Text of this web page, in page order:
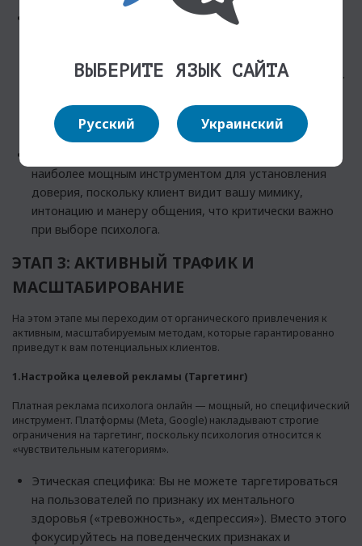
Социальные сети (Построение личного бренда):
личной связи. Показывайте свою профессиональную
жизнь, рассказывайте о ценностях и подходе к работе.
потенциальным клиентам сделать выбор в вашу
пользу.
наиболее мощным инструментом для установления
доверия, поскольку клиент видит вашу мимику,
интонацию и манеру общения, что критически важно
при выборе психолога.
ЭТАП 3: АКТИВНЫЙ ТРАФИК И
МАСШТАБИРОВАНИЕ
На этом этапе мы переходим от органического привлечения к
активным, масштабируемым методам, которые гарантированно
приведут к вам потенциальных клиентов.
1.Настройка целевой рекламы (Таргетинг)
Платная реклама психолога онлайн — мощный, но специфический
инструмент. Платформы (Meta, Google) накладывают строгие
ограничения на таргетинг, поскольку психология относится к
«чувствительным категориям».
Этическая специфика: Вы не можете таргетироваться
на пользователей по признаку их ментального
здоровья («тревожность», «депрессия»). Вместо этого
фокусируйтесь на поведенческих признаках и
ВЫБЕРИТЕ ЯЗЫК САЙТА
Русский Украинский